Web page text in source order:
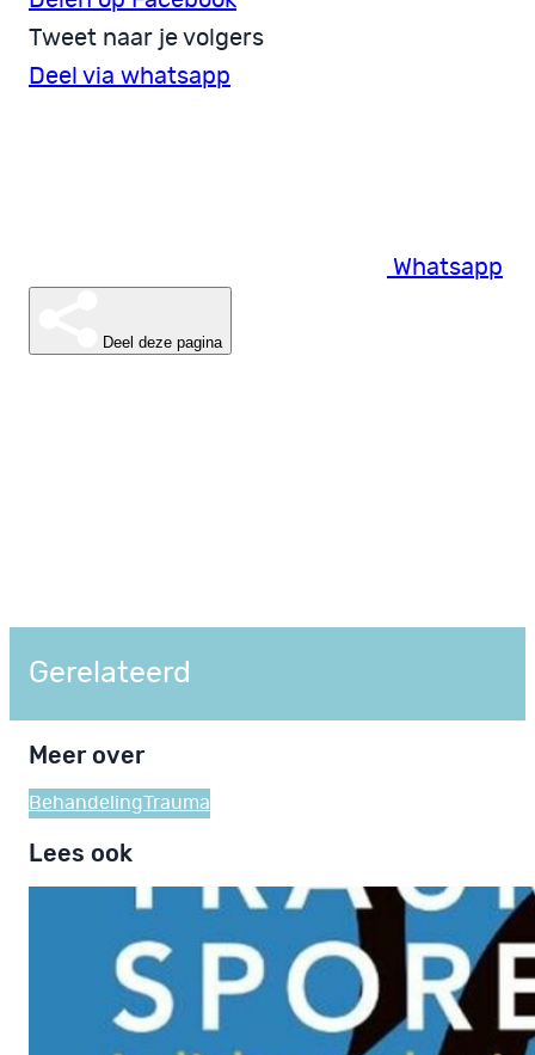
Tweet naar je volgers
Deel via whatsapp
Whatsapp
Deel deze pagina
Gerelateerd
Meer over
BehandelingTrauma
Lees ook